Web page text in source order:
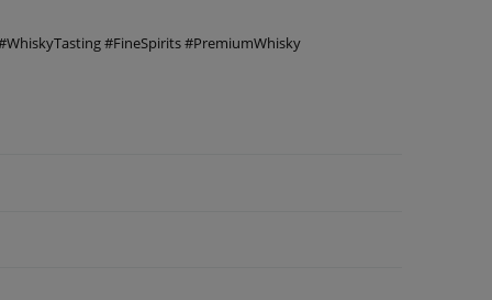
#FineSpirits #PremiumWhisky